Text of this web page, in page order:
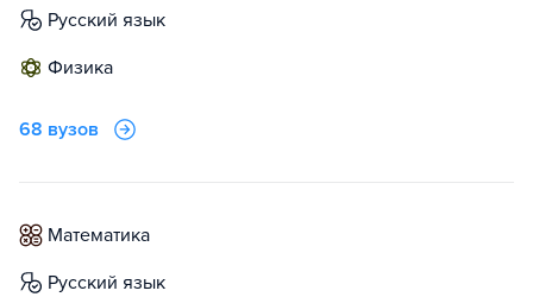
русский язык
физика
68 вузов
математика
русский язык